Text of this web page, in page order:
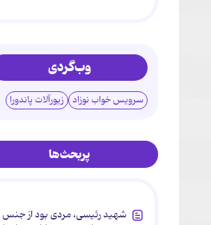
وب‌گردی
سرویس خواب نوزاد زیورآلات پاندورا
پربحث‌ها
شهید رئیسی، مردی بود از جنس